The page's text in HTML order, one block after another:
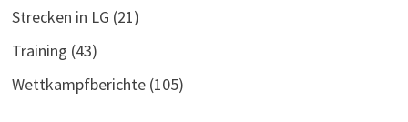
Strecken in LG (21)
Training (43)
Wettkampfberichte(105)